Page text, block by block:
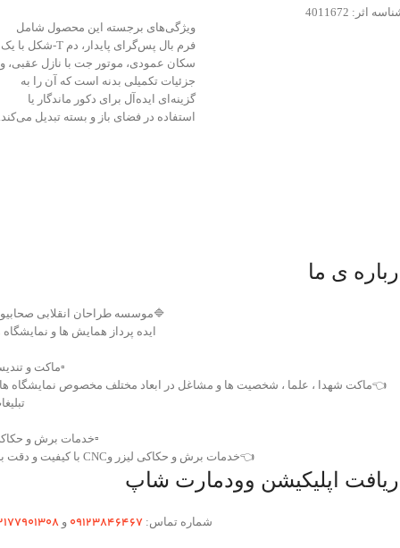
اثر: 4011672
ویژگی‌های برجسته این محصول شامل
فرم بال پس‌گرای پایدار، دم T‑شکل با یک
سکان عمودی، موتور جت با نازل عقبی، و
جزئیات تکمیلی بدنه است که آن را به
گزینه‌ای ایده‌آل برای دکور ماندگار یا
استفاده در فضای باز و بسته تبدیل
ی ما
🔷موسسه طراحان انقلابی
ایده پرداز همایش ها و نمایشگاه
▫️ماکت و
👈ماکت شهدا ، علما ، شخصیت ها و مشاغل در ابعاد مختلف مخصوص نمایشگاه
▫️خدمات برش و
👈خدمات برش و حکاکی لیزر وCNC با کیفیت و دقت بالا
اپلیکیشن وودمارت شاپ
شماره تماس: ۰۹۱۲۳846467 و